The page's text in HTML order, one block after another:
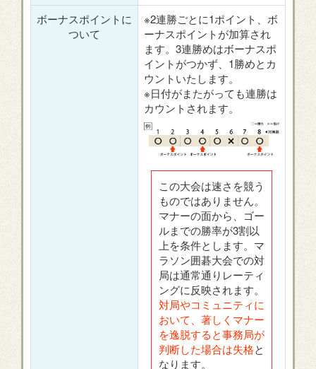
ボーナスポイントに
ついて
※2連勝ごとに1ポイント、ボ
ーナスポイントが加算され
ます。3連勝めはボーナスポ
イントがつかず、1勝めとカ
ウントいたします。
※日付がまたがっても連勝は
カウントされます。
この大会は速さを競う
ものではありません。
マナーの面から、ゴー
ルまでの勝率が3割以
上を条件とします。マ
ラソン囲碁大会での対
局は通常通りレーティ
ングに反映されます。
対局やコミュニティに
おいて、著しくマナー
を逸脱すると事務局が
判断した場合は失格と
なります。